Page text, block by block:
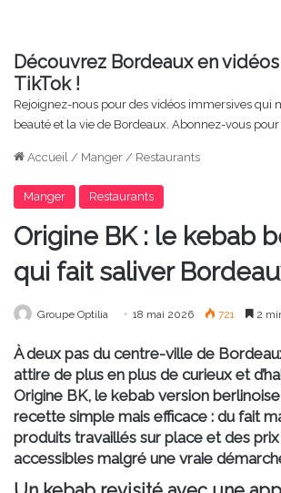
Découvrez Bordeaux en
TikTok !
Rejoignez-nous pour des vidéos immersives qui
beauté et la vie de Bordeaux. Abonnez-vous
Accueil / Manger / Restaurants
Manger Restaurants
Origine BK : le kebab
qui fait saliver
Groupe Optilia 18 mai 2026 721 2
À deux pas du centre-ville de
attire de plus en plus de curieux et
Origine BK, le kebab version
recette simple mais efficace : du fait
produits travaillés sur place et des
accessibles malgré une vraie